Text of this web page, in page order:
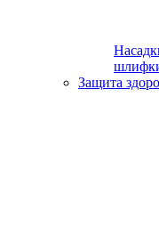
Защита